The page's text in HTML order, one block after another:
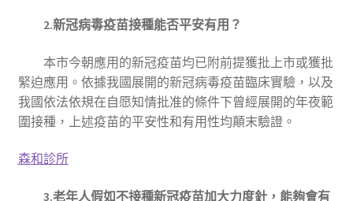
2.新冠病毒疫苗接種能否平安有用？
本市今朝應用的新冠疫苗均已附前提獲批上市或獲批
緊迫應用。依據我國展開的新冠病毒疫苗臨床實驗，以及
我國依法依規在自愿知情批准的條件下曾經展開的年夜範
圍接種，上述疫苗的平安性和有用性均顛末驗證。
森和診所
3.老年人假如不接種新冠疫苗加大力度針，能夠會有